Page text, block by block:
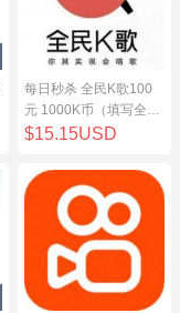
每日秒杀 全民K歌100
元 1000K币（填写全民
K歌号充值）
$15.15USD